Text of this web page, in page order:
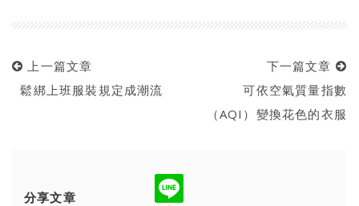
上一篇文章
鬆綁上班服裝規定成潮流
下一篇文章
可依空氣質量指數
（AQI）變換花色的衣服
分享文章